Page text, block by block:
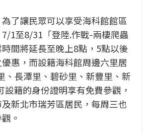
了讓民眾可以享受海科館館區
1至8/31「登陸.作戰-兩棲爬蟲
間將延長至晚上8點，5點以後
惠，而設籍海科館周邊六里居
、長潭里、碧砂里、新豐里、新
設籍的身份證明享有免費參觀，
新北市瑞芳區居民，每周三也
。